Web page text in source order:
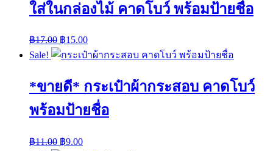
ใส่ในกล่องไม้ คาดโบว์ พร้อมป้ายชื่อ
฿17.00 ฿15.00
Sale!
*ขายดี* กระเป๋าผ้ากระสอบ คาดโบว์
พร้อมป้ายชื่อ
฿11.00 ฿9.00